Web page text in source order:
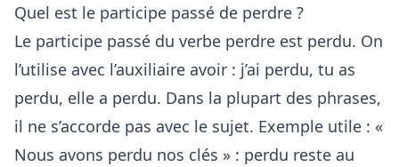
Quel est le participe passé de perdre ?
Le participe passé du verbe perdre est perdu. On
l’utilise avec l’auxiliaire avoir : j’ai perdu, tu as
perdu, elle a perdu. Dans la plupart des phrases,
il ne s’accorde pas avec le sujet. Exemple utile : «
Nous avons perdu nos clés » : perdu reste au